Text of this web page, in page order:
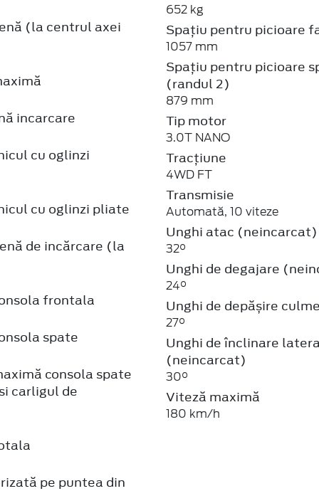
(la centrul axei
incarcare
cu oglinzi
cu oglinzi pliate
de incărcare (la
frontala
spate
consola spate
carligul de
pe puntea din
652 kg
Spațiu pentru picioare
1057 mm
Spațiu pentru picioare
(randul 2)
879 mm
Tip motor
3.0T NANO
Tracțiune
4WD FT
Transmisie
Automată, 10 viteze
Unghi atac (neincarcat)
32°
Unghi de degajare
24°
Unghi de depășire
27°
Unghi de înclinare
(neincarcat)
30°
Viteză maximă
180 km/h